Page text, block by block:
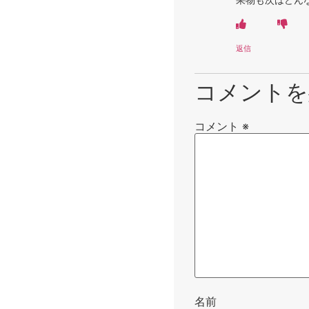
返信
コメント
コメント ※
名前